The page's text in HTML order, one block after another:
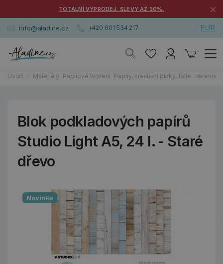
TOTÁLNÍ VÝPRODEJ. SLEVY AŽ 50%. ×
info@aladine.cz +420 601 534 217 EUR
Úvod Materiály Papírové tvoření Papíry, kreativní bloky, fólie Barevné
Blok podkladových papírů
Studio Light A5, 24 l. - Staré
dřevo
Novinka